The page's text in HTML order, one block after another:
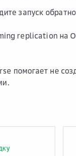
запуск
replicationна
помогает не